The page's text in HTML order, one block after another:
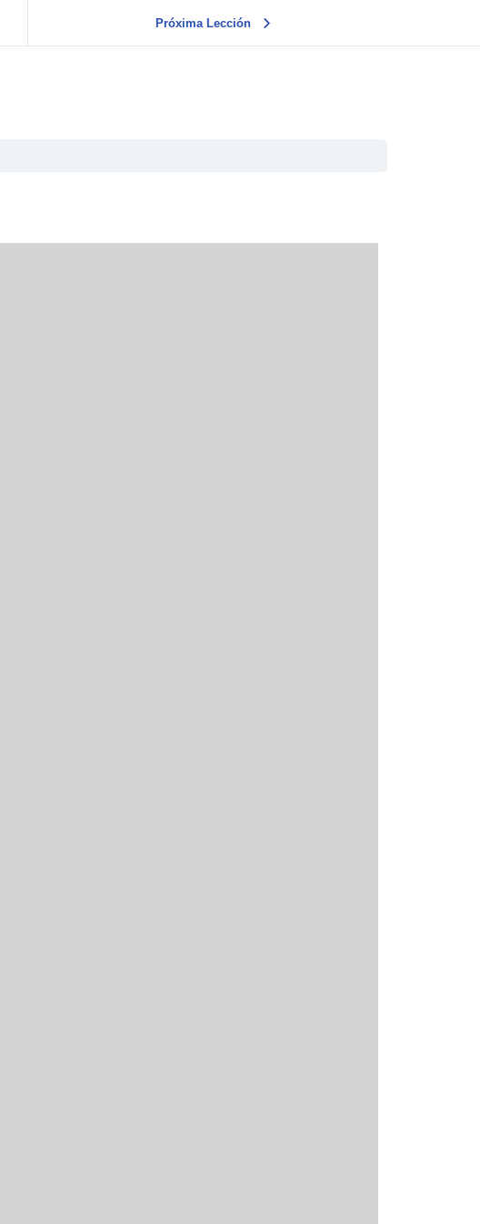
Próxima Lección